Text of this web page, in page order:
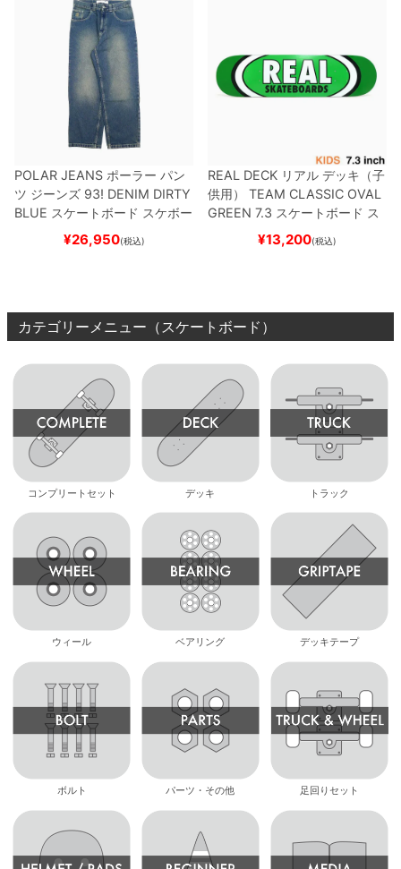
POLAR JEANS ポーラー パン
ツ ジーンズ 93! DENIM DIRTY
BLUE スケートボード スケボー
¥26,950(税込)
REAL DECK リアル デッキ（子
供用）
TEAM CLASSIC OVAL
GREEN 7.3 スケートボード ス
¥13,200(税込)
カテゴリーメニュー（スケートボード）
コンプリートセット デッキ トラック
ウィール ベアリング デッキテープ
ボルト パーツ・その他 足回りセット